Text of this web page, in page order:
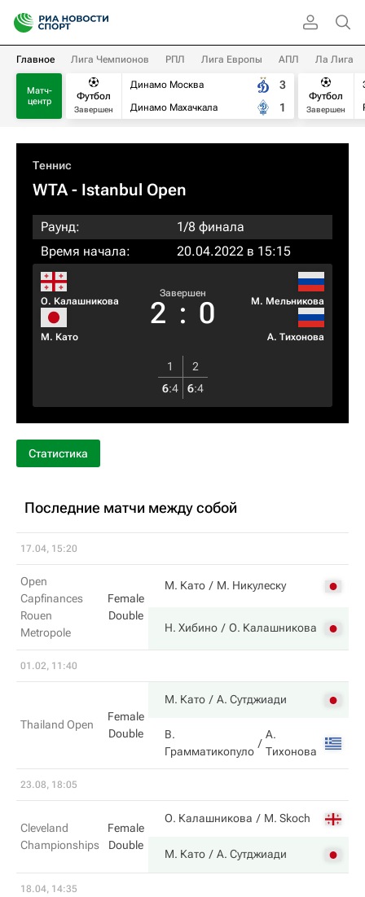
Главное Лига Чемпионов РПЛ Лига Европы АПЛ Ла Лига
Матч-
центр
Футбол
Завершен
Динамо Москва
Динамо Махачкала
3
1
Футбол
Завершен
Теннис
WTA- Istanbul Open
Раунд:
1/8 финала
Время начала:
20.04.2022 в 15:15
О. Калашникова
М. Като
Завершен
2 : 0 М. Мельникова
А. Тихонова
1
2
6:4 6:4
Статистика
Последние матчи между собой
17.04, 15:20
Open
Capfinances
Rouen
Metropole
Female
Double
М. Като М. Никулеску
Н. Хибино О. Калашникова
01.02, 11:40
Thailand Open
Female
Double
М. Като А. Сутджиади
В.
Грамматикопуло
А.
Тихонова
23.08, 18:05
Cleveland
Championships
Female
Double
О. Калашникова M. Skoch
М. Като А. Сутджиади
18.04, 14:35